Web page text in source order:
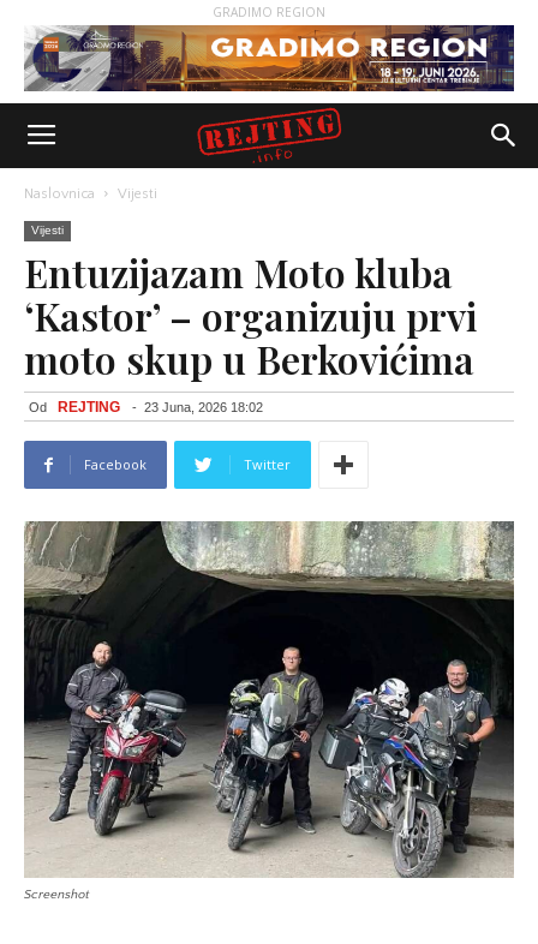
GRADIMO REGION
Naslovnica Vijesti
Vijesti
Entuzijazam Moto kluba
‘Kastor’ – organizuju prvi
moto skup u Berkovićima
Od REJTING - 23 Juna, 2026 18:02
Facebook Twitter
Screenshot